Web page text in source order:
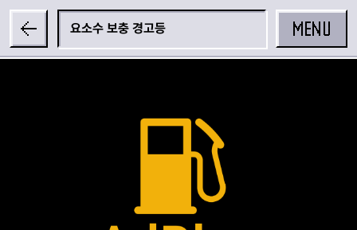
MENU
요소수 보충 경고등